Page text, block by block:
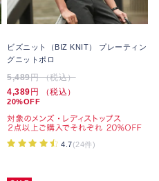
ビズニット（BIZ KNIT） プレーティン
グニットポロ
5,489円 （税込）
4,389円 （税込）
20%OFF
4.7(24件)